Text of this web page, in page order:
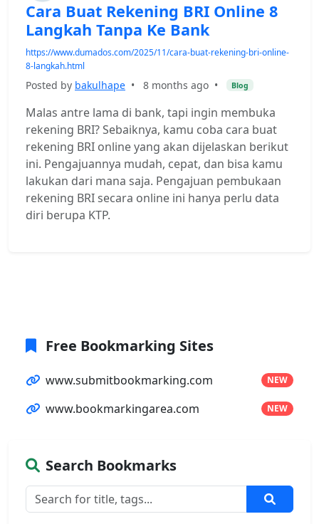
Cara Buat Rekening BRI Online 8
Langkah Tanpa Ke Bank
https://www.dumados.com/2025/11/cara-buat-rekening-bri-online-
8-langkah.html
Posted by bakulhape • 8 months ago • Blog
Malas antre lama di bank, tapi ingin membuka
rekening BRI? Sebaiknya, kamu coba cara buat
rekening BRI online yang akan dijelaskan berikut
ini. Pengajuannya mudah, cepat, dan bisa kamu
lakukan dari mana saja. Pengajuan pembukaan
rekening BRI secara online ini hanya perlu data
diri berupa KTP.
Free Bookmarking Sites
www.submitbookmarking.com NEW
www.bookmarkingarea.com NEW
Search Bookmarks